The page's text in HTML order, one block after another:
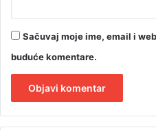
Sačuvaj moje ime, email i
buduće komentare.